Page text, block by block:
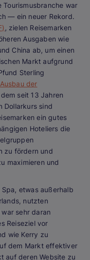
Tourismusbranche war
— ein neuer Rekord.
, zielen Reisemarken
Ausgaben wie
China ab, um einen
Markt aufgrund
Sterling
Ausbau der
seit 13 Jahren
Dollarkurs sind
ein gutes
Hoteliers die
zu fördern und
maximieren und
Spa, etwas außerhalb
nutzten
sehr daran
Reiseziel vor
wie Kerry zu
dem Markt effektiver
auf deren Website zu